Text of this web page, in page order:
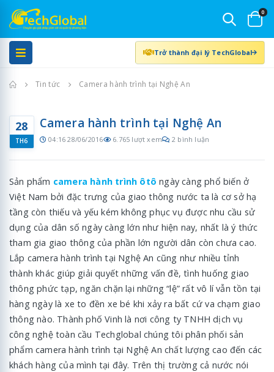
0
Trở thành đại lý TechGlobal
Trang chủ
Tin tức Camera hành trình tại Nghệ An
28
TH6
Camera hành trình tại Nghệ An
04:16 28/06/2016 6.765 lượt xem 2 bình luận
Sản phẩm camera hành trình ôtô ngày càng phổ biến ở
Việt Nam bởi đặc trưng của giao thông nước ta là cơ sở hạ
tầng còn thiếu và yếu kém không phục vụ được nhu cầu sử
dụng của dân số ngày càng lớn như hiện nay, nhất là ý thức
tham gia giao thông của phần lớn người dân còn chưa cao.
Lắp camera hành trình tại Nghệ An cũng như nhiều tỉnh
thành khác giúp giải quyết những vấn đề, tình huống giao
thông phức tạp, ngăn chặn lại những “lệ” rất vô lí vẫn tồn tại
hàng ngày là xe to đền xe bé khi xảy ra bất cứ va chạm giao
thông nào. Thành phố Vinh là nơi công ty TNHH dịch vụ
công nghệ toàn cầu Techglobal chúng tôi phân phối sản
phẩm camera hành trình tại Nghệ An chất lượng cao đến các
khách hàng của mình tại đây. Trên thị trường cả nước nói